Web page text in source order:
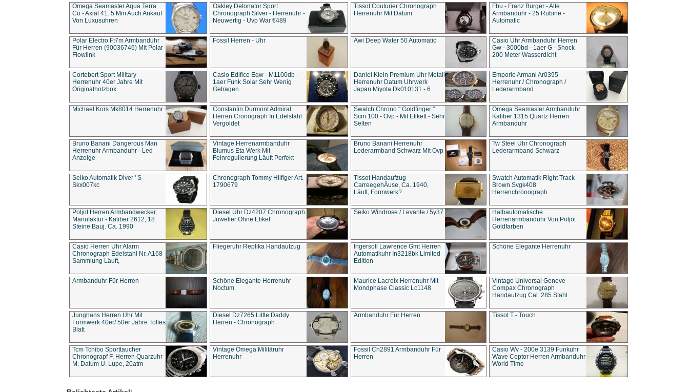
Omega Seamaster Aqua Terra
Co - Axial 41. 5 Mm Auch Ankauf
Von Luxusuhren
Oakley Detonator Sport
Chronograph Silver - Herrenuhr -
Neuwertig - Uvp War €489
Tissot Couturier Chronograph
Herrenuhr Mit Datum
Fbu - Franz Burger - Alte
Armbanduhr - 25 Rubine -
Automatic
Polar Electro Ft7m Armbanduhr
Für Herren (90036746) Mit Polar
Flowlink
Fossil Herren - Uhr Awi Deep Water 50 Automatic
Casio Uhr Armbanduhr Herren
Gw - 3000bd - 1aer G - Shock
200 Meter Wasserdicht
Cortebert Sport Military
Herrenuhr 40er Jahre Mit
Originalholzbox
Casio Edifice Eqw - M1100db -
1aer Funk Solar Sehr Wenig
Getragen
Daniel Klein Premium Uhr Metall
Herrenuhr Datum Uhrwerk
Japan Miyota Dk010131 - 6
Emporio Armani Ar0395
Herrenuhr / Chronograph /
Lederarmband
Michael Kors Mk8014 Herrenuhr
Constantin Durmont Admiral
Herren Cronograph In Edelstahl
Vergoldet
Swatch Chrono " Goldfinger "
Scm 100 - Ovp - Mit Etikett - Sehr
Selten
Omega Seamaster Armbanduhr
Kaliber 1315 Quartz Herren
Armbanduhr
Bruno Banani Dangerous Man
Herrenuhr Armbanduhr - Led
Anzeige
Vintage Herrenarmbanduhr
Blumus Eta Werk Mit
Feinregulierung Läuft Perfekt
Bruno Banani Herrenuhr
Lederarmband Schwarz Mit Ovp
Tw Steel Uhr Chronograph
Lederarmband Schwarz
Seiko Automatik Diver ' S
Skx007kc
Chronograph Tommy Hilfiger Art.
1790679
Tissot Handaufzug
CarreegehÄuse, Ca. 1940,
Läuft, Formwerk?
Swatch Automatik Right Track
Brown Svgk408
Herrenchronograph
Poljot Herren Armbandwecker,
Manufaktur - Kaliber 2612, 18
Steine Bauj. Ca. 1990
Diesel Uhr Dz4207 Chronograph
Juwelier Ohne Etiket
Seiko Windrose / Levante / 5y37
Halbautomatische
Herrenarmbanduhr Von Poljot
Goldfarben
Casio Herren Uhr Alarm
Chronograph Edelstahl Nr. A168
Sammlung Läuft,
Fliegeruhr Replika Handaufzug
Ingersoll Lawrence Gmt Herren
Automatikuhr In3218bk Limited
Edition
Schöne Elegante Herrenuhr
Armbanduhr Für Herren
Schöne Elegante Herrenuhr
Noctum
Maurice Lacroix Herrenuhr Mit
Mondphase Classic Lc1148
Vintage Universal Geneve
Compax Chronograph
Handaufzug Cal. 285 Stahl
Junghans Herren Uhr Mit
Formwerk 40er/ 50er Jahre Tolles
Blatt
Diesel Dz7265 Little Daddy
Herren - Chronograph
Armbanduhr Für Herren Tissot T - Touch
Tcm Tchibo Sporttaucher
Chronograpf F. Herren Quarzuhr
M. Datum U. Lupe, 20atm
Vintage Omega Militäruhr
Herrenuhr
Fossil Ch2891 Armbanduhr Für
Herren
Casio Wv - 200e 3139 Funkuhr
Wave Ceptor Herren Armbanduhr
World Time